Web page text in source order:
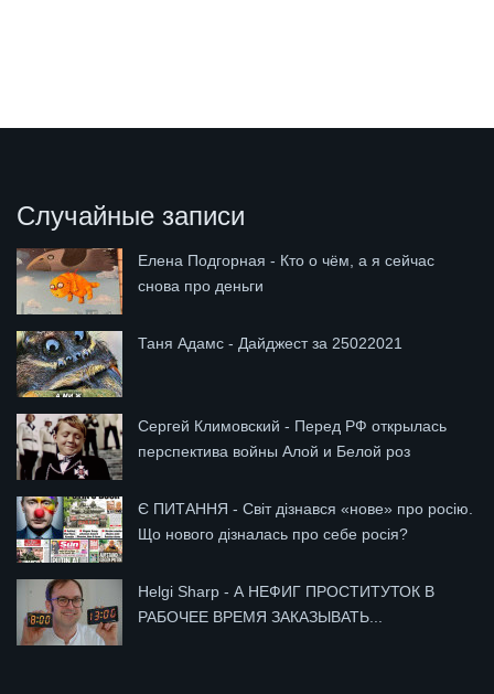
Случайные записи
Елена Подгорная - Кто о чём, а я сейчас
снова про деньги
Таня Адамс - Дайджест за 25022021
Сергей Климовский - Перед РФ открылась
перспектива войны Алой и Белой роз
Є ПИТАННЯ - Світ дізнався «нове» про росію.
Що нового дізналась про себе росія?
Helgi Sharp - А НЕФИГ ПРОСТИТУТОК В
РАБОЧЕЕ ВРЕМЯ ЗАКАЗЫВАТЬ...